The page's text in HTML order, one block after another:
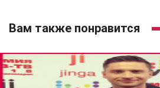
Вам также понравится